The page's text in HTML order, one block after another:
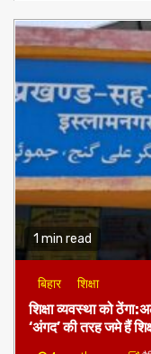
1 min read
बिहार शिक्षा
शिक्षा व्यवस्था को
‘अंगद’ की तरह जमे हैं